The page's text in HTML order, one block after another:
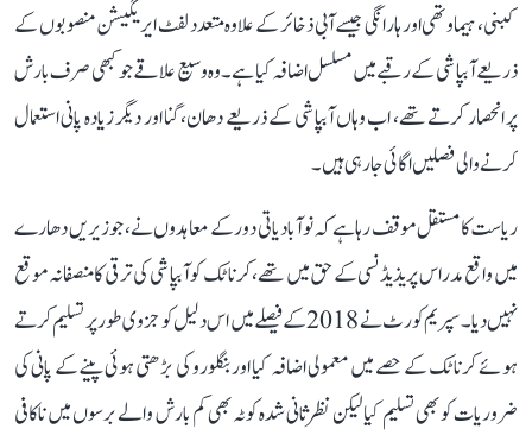
کبنی، ہیماوتھی اور ہارانگی جیسے آبی ذخائر کے علاوہ متعدد لفٹ ایریگیشن منصوبوں کے
ذریعے آبپاشی کے رقبے میں مسلسل اضافہ کیا ہے۔ وہ وسیع علاقے جو کبھی صرف بارش
پر انحصار کرتے تھے، اب وہاں آبپاشی کے ذریعے دھان، گنا اور دیگر زیادہ پانی استعمال
کرنے والی فصلیں اگائی جا رہی ہیں۔
ریاست کا مستقل موقف رہا ہے کہ نوآبادیاتی دور کے معاہدوں نے، جو زیریں دھارے
میں واقع مدراس پریذیڈنسی کے حق میں تھے، کرناٹک کو آبپاشی کی ترقی کا منصفانہ موقع
نہیں دیا۔ سپریم کورٹ نے 2018 کے فیصلے میں اس دلیل کو جزوی طور پر تسلیم کرتے
ہوئے کرناٹک کے حصے میں معمولی اضافہ کیا اور بنگلورو کی بڑھتی ہوئی پینے کے پانی کی
ضروریات کو بھی تسلیم کیا لیکن نظرثانی شدہ کوٹہ بھی کم بارش والے برسوں میں ناکافی